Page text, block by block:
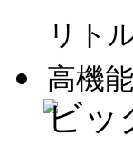
リト
高機
ビッ